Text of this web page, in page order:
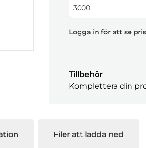
3000
Logga in för att se pris
Tillbehör
Komplettera din
Filer att ladda ned